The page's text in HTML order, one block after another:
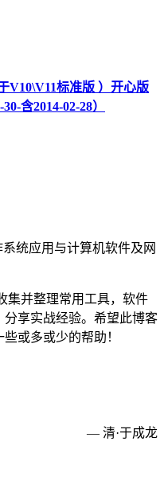
V10\V11标准版 ）开心版
含2014-02-28）
统应用与计算机软件及网
集并整理常用工具，软件
享实战经验。希望此博客
或多或少的帮助！
— 清·于成龙